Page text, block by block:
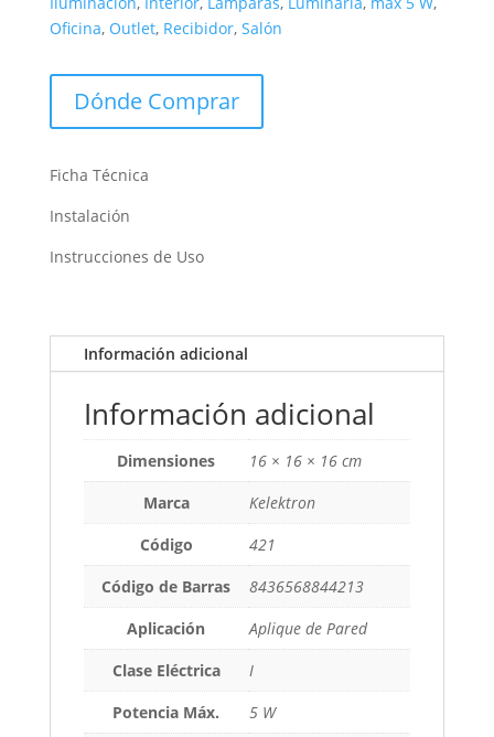
Oficina, Outlet, Recibidor, Salón
Dónde Comprar
Ficha Técnica
Instalación
Instrucciones de Uso
Información adicional
Información adicional
Dimensiones
16 × 16 × 16 cm
Marca
Kelektron
Código
421
Código de Barras
8436568844213
Aplicación
Aplique de Pared
Clase Eléctrica
I
Potencia Máx.
5 W